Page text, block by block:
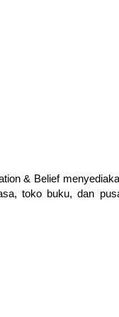
& Belief
toko buku, dan